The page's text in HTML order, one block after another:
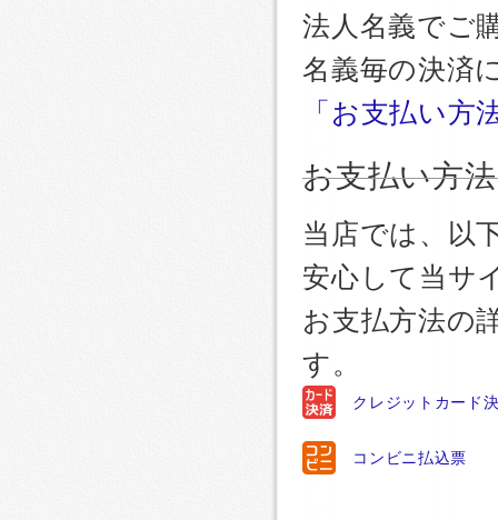
法人名義でご
名義毎の決済
「お支払い方
お支払い方
当店では、以
安心して当サ
お支払方法の
す。
クレジットカード
コンビニ払込票